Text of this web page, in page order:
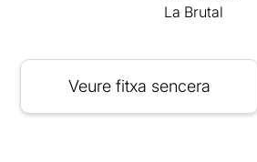
La Brutal
Veure fitxa sencera